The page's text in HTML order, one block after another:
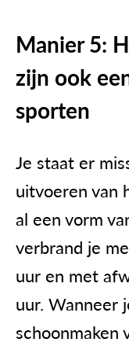
Manier 5:
zijn ook
sporten
Je staat er
uitvoeren van
al een vorm
verbrand je
uur en met
uur. Wanneer
schoonmaken